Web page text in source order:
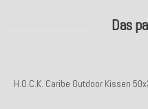
Das
H.O.C.K. Caribe Outdoor Kissen